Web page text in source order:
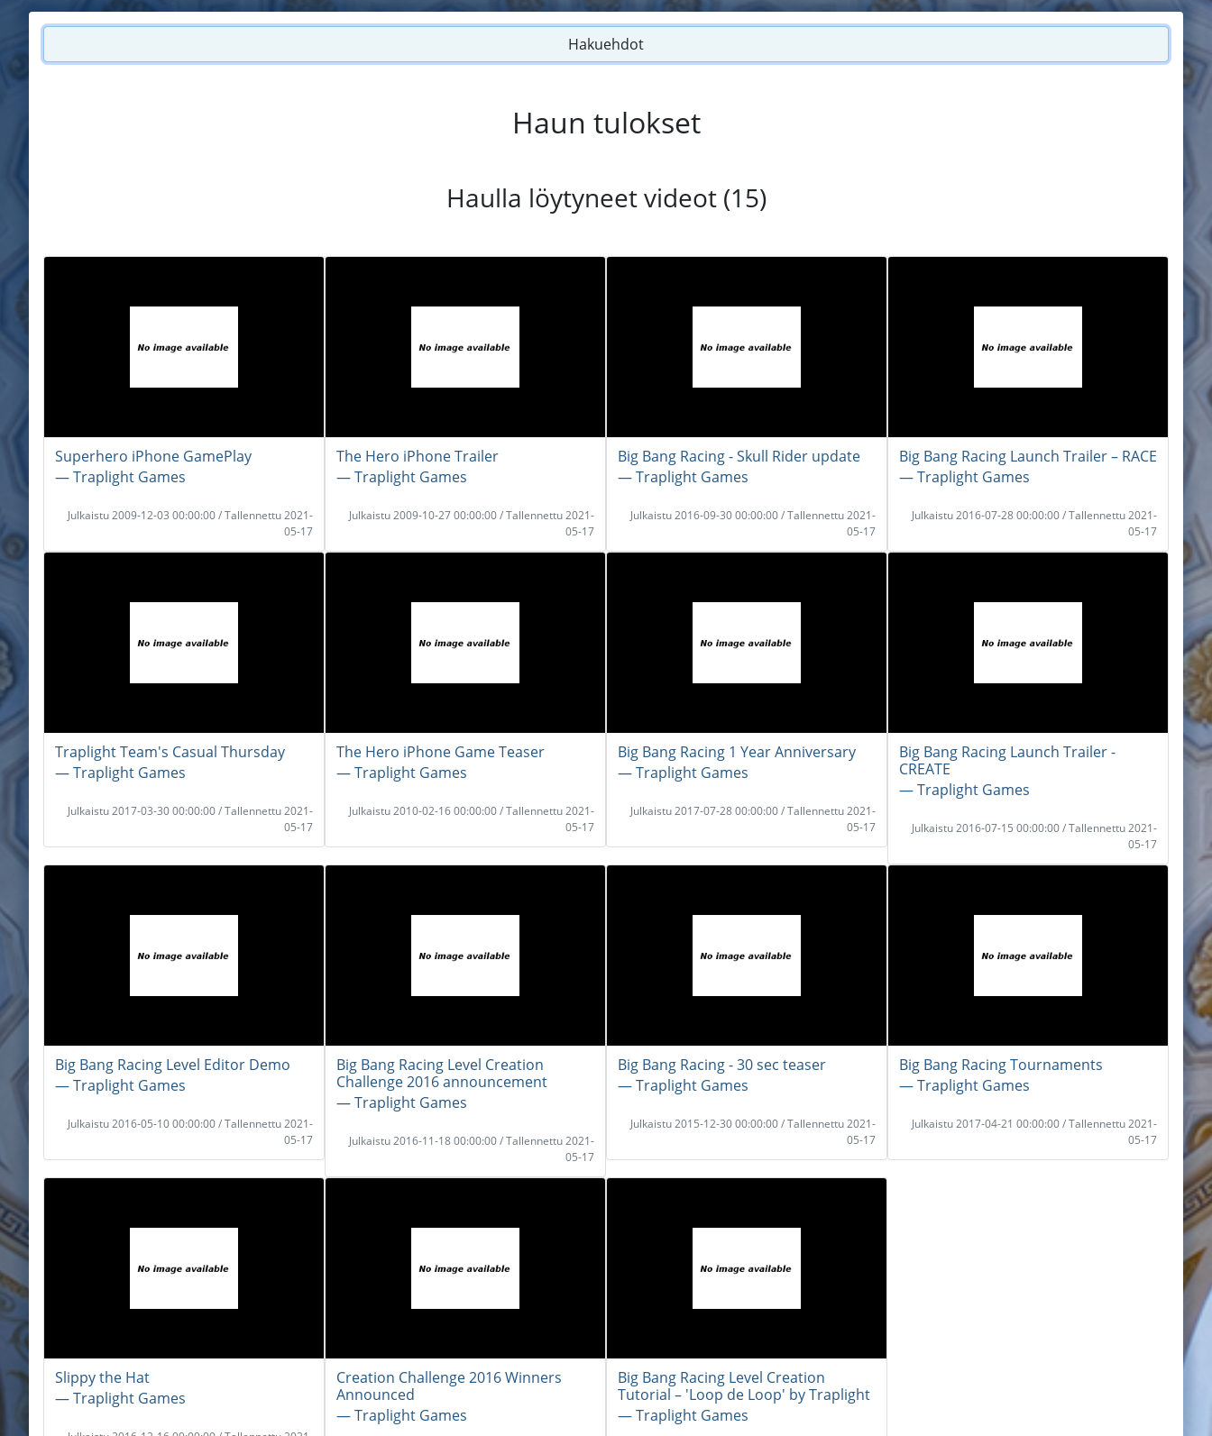
Hakuehdot
Haun tulokset
Haulla löytyneet videot (15)
Superhero iPhone GamePlay
― Traplight Games
Julkaistu 2009-12-03 00:00:00 / Tallennettu 2021-
05-17
The Hero iPhone Trailer
― Traplight Games
Julkaistu 2009-10-27 00:00:00 / Tallennettu 2021-
05-17
Big Bang Racing - Skull Rider update
― Traplight Games
Julkaistu 2016-09-30 00:00:00 / Tallennettu 2021-
05-17
Big Bang Racing Launch Trailer – RACE
― Traplight Games
Julkaistu 2016-07-28 00:00:00 / Tallennettu 2021-
05-17
Traplight Team's Casual Thursday
― Traplight Games
Julkaistu 2017-03-30 00:00:00 / Tallennettu 2021-
05-17
The Hero iPhone Game Teaser
― Traplight Games
Julkaistu 2010-02-16 00:00:00 / Tallennettu 2021-
05-17
Big Bang Racing 1 Year Anniversary
― Traplight Games
Julkaistu 2017-07-28 00:00:00 / Tallennettu 2021-
05-17
Big Bang Racing Launch Trailer -
CREATE
― Traplight Games
Julkaistu 2016-07-15 00:00:00 / Tallennettu 2021-
05-17
Big Bang Racing Level Editor Demo
― Traplight Games
Julkaistu 2016-05-10 00:00:00 / Tallennettu 2021-
05-17
Big Bang Racing Level Creation
Challenge 2016 announcement
― Traplight Games
Julkaistu 2016-11-18 00:00:00 / Tallennettu 2021-
05-17
Big Bang Racing - 30 sec teaser
― Traplight Games
Julkaistu 2015-12-30 00:00:00 / Tallennettu 2021-
05-17
Big Bang Racing Tournaments
― Traplight Games
Julkaistu 2017-04-21 00:00:00 / Tallennettu 2021-
05-17
Slippy the Hat
― Traplight Games
Creation Challenge 2016 Winners
Announced
― Traplight Games
Big Bang Racing Level Creation
Tutorial – 'Loop de Loop' by Traplight
― Traplight Games